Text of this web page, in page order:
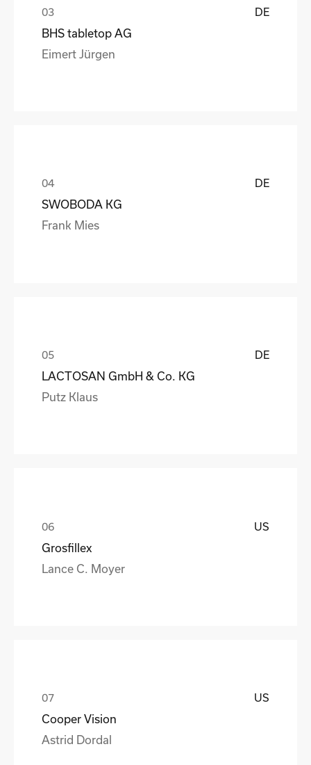
DE
BHS tabletop AG
Eimert Jürgen
DE
SWOBODA KG
Frank Mies
DE
LACTOSAN GmbH & Co. KG
Putz Klaus
US
Grosfillex
Lance C. Moyer
US
Cooper Vision
Astrid Dordal